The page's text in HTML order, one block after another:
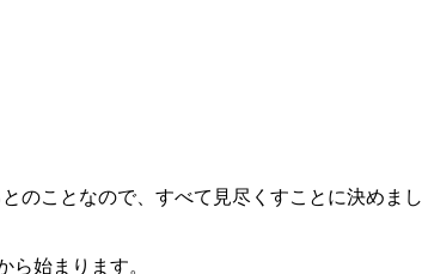
のことなので、すべて見尽くすことに決めま
ら始まります。